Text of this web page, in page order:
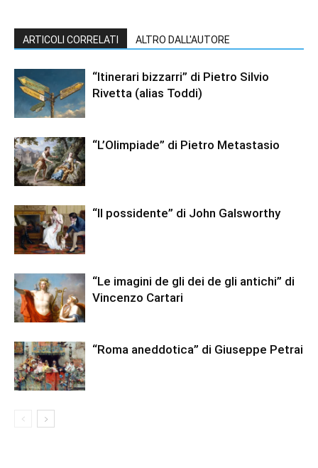
ARTICOLI CORRELATI ALTRO DALL'AUTORE
“Itinerari bizzarri” di Pietro Silvio
Rivetta (alias Toddi)
“L’Olimpiade” di Pietro Metastasio
“Il possidente” di John Galsworthy
“Le imagini de gli dei de gli antichi” di
Vincenzo Cartari
“Roma aneddotica” di Giuseppe Petrai